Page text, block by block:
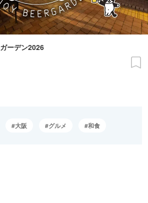
ーデン2026
大阪 グルメ 和食